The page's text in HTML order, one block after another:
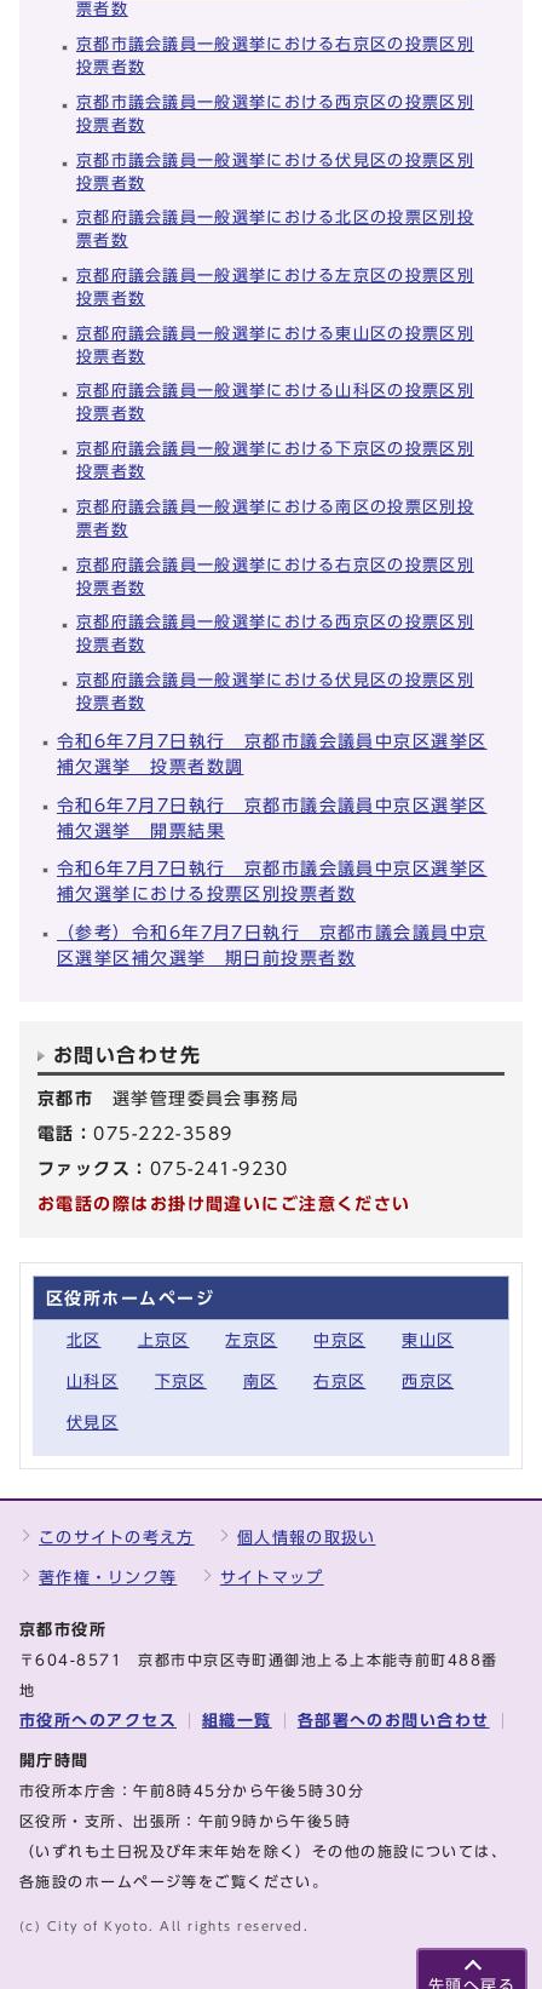
票者数
京都市議会議員一般選挙における右京区の投票区別
投票者数
京都市議会議員一般選挙における西京区の投票区別
投票者数
京都市議会議員一般選挙における伏見区の投票区別
投票者数
京都府議会議員一般選挙における北区の投票区別投
票者数
京都府議会議員一般選挙における左京区の投票区別
投票者数
京都府議会議員一般選挙における東山区の投票区別
投票者数
京都府議会議員一般選挙における山科区の投票区別
投票者数
京都府議会議員一般選挙における下京区の投票区別
投票者数
京都府議会議員一般選挙における南区の投票区別投
票者数
京都府議会議員一般選挙における右京区の投票区別
投票者数
京都府議会議員一般選挙における西京区の投票区別
投票者数
京都府議会議員一般選挙における伏見区の投票区別
投票者数
令和6年7月7日執行 京都市議会議員中京区選挙区
補欠選挙 投票者数調
令和6年7月7日執行 京都市議会議員中京区選挙区
補欠選挙 開票結果
令和6年7月7日執行 京都市議会議員中京区選挙区
補欠選挙における投票区別投票者数
（参考）令和6年7月7日執行 京都市議会議員中京
区選挙区補欠選挙 期日前投票者数
お問い合わせ先
京都市 選挙管理委員会事務局
電話：075-222-3589
ファックス： 075-241-9230
お電話の際はお掛け間違いにご注意ください
区役所ホームページ
北区 上京区 左京区 中京区 東山区
山科区 下京区 南区 右京区 西京区
伏見区
このサイトの考え方 個人情報の取扱い
著作権・リンク等 サイトマップ
京都市役所
〒604-8571 京都市中京区寺町通御池上る上本能寺前町488番
地
市役所へのアクセス 組織一覧 各部署へのお問い合わせ
開庁時間
市役所本庁舎：午前8時45分から午後5時30分
区役所・支所、出張所：午前9時から午後5時
（いずれも土日祝及び年末年始を除く）その他の施設については、
各施設のホームページ等をご覧ください。
(c) City of Kyoto. All rights reserved.